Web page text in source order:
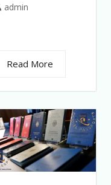
admin
Read More